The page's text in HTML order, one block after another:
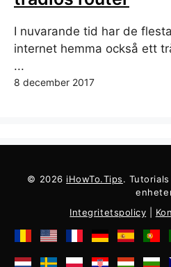
I nuvarande tid har de
internet hemma också ett
...
8 december 2017
© 2026 iHowTo.Tips.
Integritetspolicy